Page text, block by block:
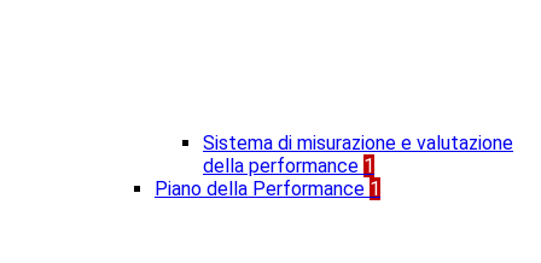
Sistema di misurazione e valutazione
della performance 1
Piano della Performance 1